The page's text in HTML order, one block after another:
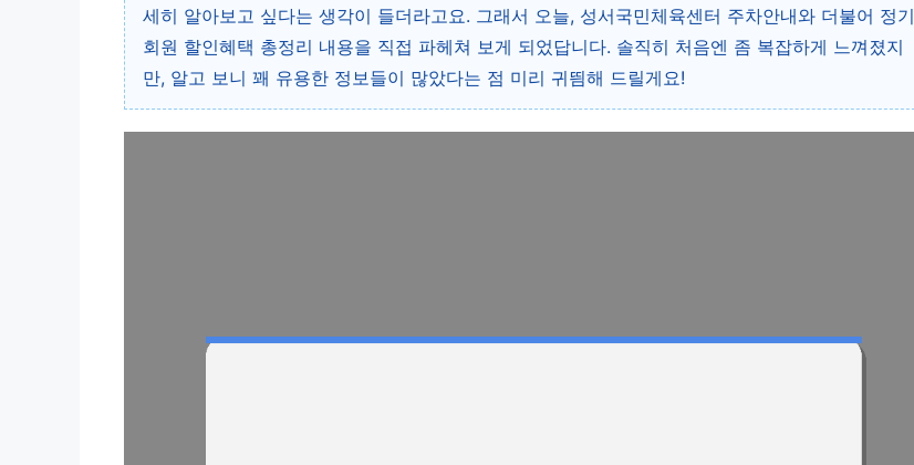
세히 알아보고 싶다는 생각이 들더라고요. 그래서 오늘, 성서국민체육센터 주차안내와 더불어 정기
회원 할인혜택 총정리 내용을 직접 파헤쳐 보게 되었답니다. 솔직히 처음엔 좀 복잡하게 느껴졌지
만, 알고 보니 꽤 유용한 정보들이 많았다는 점 미리 귀띔해 드릴게요!